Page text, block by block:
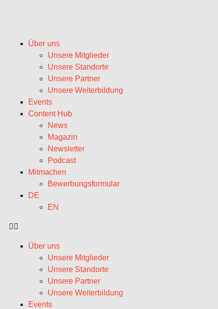
Über uns
Unsere Mitglieder
Unsere Standorte
Unsere Partner
Unsere Weiterbildung
Events
Content Hub
News
Magazin
Newsletter
Podcast
Mitmachen
Bewerbungsformular
DE
EN
Über uns
Unsere Mitglieder
Unsere Standorte
Unsere Partner
Unsere Weiterbildung
Events